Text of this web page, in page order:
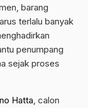
barang
terlalu banyak
penumpang
sejak proses
Hatta, calon